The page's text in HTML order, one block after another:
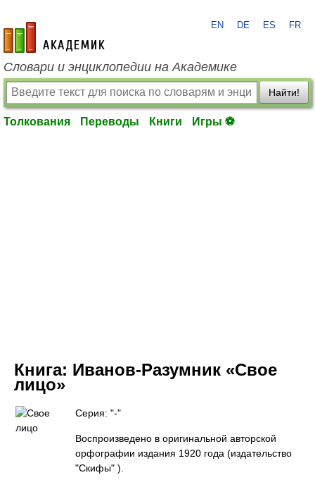
academic.ru
EN DE ES FR
Словари и энциклопедии на Академике
Найти!
Толкования Переводы Книги Игры ⚽
Книга: Иванов-Разумник «Свое
лицо»
Серия: "-"
Воспроизведено в оригинальной авторской
орфографии издания 1920 года (издательство
"Скифы" ).